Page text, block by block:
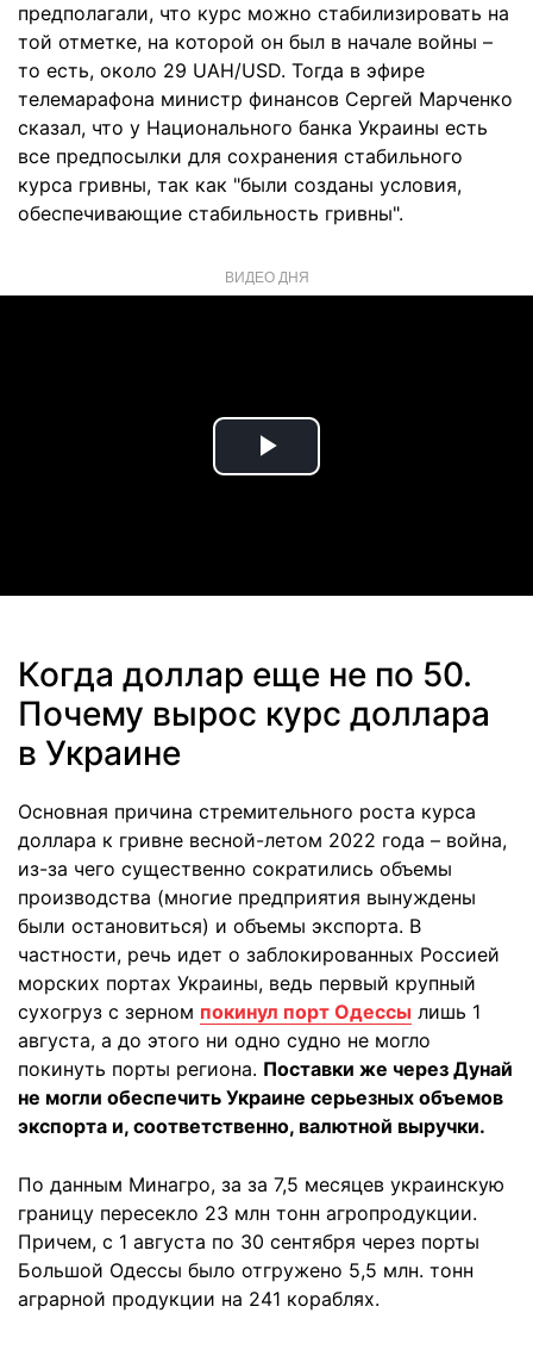
предполагали, что курс можно стабилизировать на
той отметке, на которой он был в начале войны –
то есть, около 29 UAH/USD. Тогда в эфире
телемарафона министр финансов Сергей Марченко
сказал, что у Национального банка Украины есть
все предпосылки для сохранения стабильного
курса гривны, так как "были созданы условия,
обеспечивающие стабильность гривны".
ВИДЕО ДНЯ
Play
Когда доллар еще не по 50.
Почему вырос курс доллара
в Украине
Основная причина стремительного роста курса
доллара к гривне весной-летом 2022 года – война,
из-за чего существенно сократились объемы
производства (многие предприятия вынуждены
были остановиться) и объемы экспорта. В
частности, речь идет о заблокированных Россией
морских портах Украины, ведь первый крупный
сухогруз с зерном покинул порт Одессы лишь 1
августа, а до этого ни одно судно не могло
покинуть порты региона. Поставки же через Дунай
не могли обеспечить Украине серьезных объемов
экспорта и, соответственно, валютной выручки.
По данным Минагро, за за 7,5 месяцев украинскую
границу пересекло 23 млн тонн агропродукции.
Причем, с 1 августа по 30 сентября через порты
Большой Одессы было отгружено 5,5 млн. тонн
аграрной продукции на 241 кораблях.